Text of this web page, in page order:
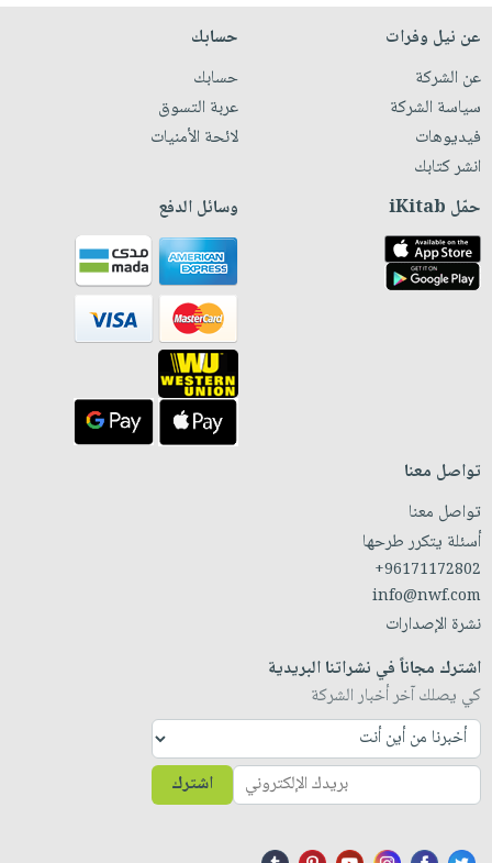
عن نيل وفرات
عن الشركة
سياسة الشركة
فيديوهات
انشر كتابك
حسابك
حسابك
عربة التسوق
لائحة الأمنيات
حمّل iKitab وسائل الدفع
تواصل معنا
تواصل معنا
أسئلة يتكرر طرحها
+96171172802
info@nwf.com
نشرة الإصدارات
اشترك مجاناً في نشراتنا البريدية
كي يصلك آخر أخبار الشركة
اشترك